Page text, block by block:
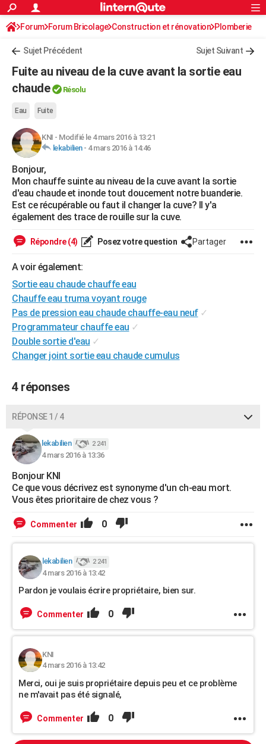
ACTUALITÉS
Politique
Société
Faits Divers
Education
Monde
Villes
+
Programme TV
Streaming
Cinéma
Sorties cinéma
Musique
FINANCE
Retraite
Impôts
Epargne
Immobilier
Risques naturels par ville
Banque
Assurance
Crédit
AUTO
Essais
Réserver un essai
Citadines
Berlines
SUV
Forum auto
HIGH-TECH
Mobiles
Meilleur smartphone
Internet
Ordinateurs
Jeux vidéo
Guide high-tech
BRICOLAGE
Forum
Aménagement intérieur
Extérieur
Cuisine
Salle de bains
Jardinage
Rangement
WEEK-END
Guides de France
Escapades
Patrimoine
Expositions
Musées
Week-end nature
LIFESTYLE
Destinations
City break
Voyage nature
Voyage de noces
Forum
Climat
+PHOTO
GUIDES D'ACHAT
BONS PLANS
CARTE DE VOEUX
S'inscrire
Se connecter
Lycées
Collèges
Primaires
Universités
Entreprises
Service militaire
Avis de recherche
AVIS DE DÉCÈS
FORUM
Bricolage
Lifestyle
Culture
Sport
Auto
Television
Voyage
Cinema
Rechercher
S'inscrire
Connexion
Forum Forum Bricolage Construction et rénovation Plomberie
Sujet Précédent Sujet Suivant
Fuite au niveau de la cuve avant la sortie eau
chaude
Résolu
Eau Fuite
KNI - Modifié le 4 mars 2016 à 13:21
lekabilien- 4 mars 2016 à 14:46
Bonjour,
Mon chauffe suinte au niveau de la cuve avant la sortie
d'eau chaude et inonde tout doucement notre buanderie.
Est ce récupérable ou faut il changer la cuve? Il y'a
également des trace de rouille sur la cuve.
Répondre (4) Posez votre question Partager
A voir également:
Sortie eau chaude chauffe eau
Chauffe eau truma voyant rouge
Pas de pression eau chaude chauffe-eau neuf ✓
Programmateur chauffe eau ✓
Double sortie d'eau ✓
Changer joint sortie eau chaude cumulus
4 réponses
RÉPONSE 1 / 4
lekabilien 2 241
4 mars 2016 à 13:36
Bonjour KNI
Ce que vous décrivez est synonyme d'un ch-eau mort.
Vous êtes prioritaire de chez vous ?
Commenter 0
lekabilien 2 241
4 mars 2016 à 13:42
Pardon je voulais écrire propriétaire, bien sur.
Commenter 0
KNI
4 mars 2016 à 13:42
Merci, oui je suis propriétaire depuis peu et ce problème
ne m'avait pas été signalé,
Commenter 0